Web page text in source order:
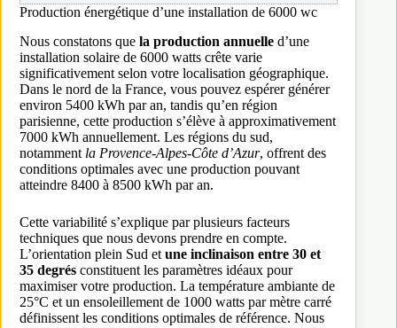
Production énergétique d’une installation de 6000 wc
Nous constatons que la production annuelle d’une
installation solaire de 6000 watts crête varie
significativement selon votre localisation géographique.
Dans le nord de la France, vous pouvez espérer générer
environ 5400 kWh par an, tandis qu’en région
parisienne, cette production s’élève à approximativement
7000 kWh annuellement. Les régions du sud,
notamment la Provence-Alpes-Côte d’Azur, offrent des
conditions optimales avec une production pouvant
atteindre 8400 à 8500 kWh par an.
Cette variabilité s’explique par plusieurs facteurs
techniques que nous devons prendre en compte.
L’orientation plein Sud et une inclinaison entre 30 et
35 degrés constituent les paramètres idéaux pour
maximiser votre production. La température ambiante de
25°C et un ensoleillement de 1000 watts par mètre carré
définissent les conditions optimales de référence. Nous